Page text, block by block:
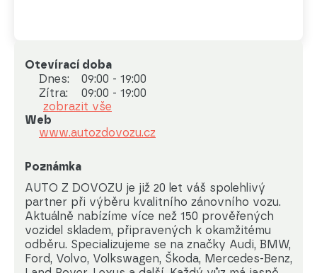
Otevírací doba
Dnes:
09:00 - 19:00
Zítra:
09:00 - 19:00
zobrazit vše
Web
www.autozdovozu.cz
Poznámka
AUTO Z DOVOZU je již 20 let váš spolehlivý
partner při výběru kvalitního zánovního vozu.
Aktuálně nabízíme více než 150 prověřených
vozidel skladem, připravených k okamžitému
odběru. Specializujeme se na značky Audi, BMW,
Ford, Volvo, Volkswagen, Škoda, Mercedes-Benz,